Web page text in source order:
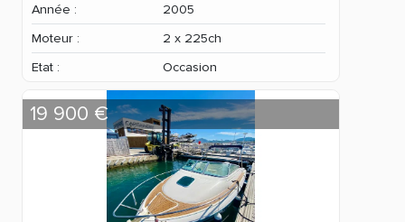
Année :
2005
Moteur :
2 x 225ch
Etat :
Occasion
19 900 €